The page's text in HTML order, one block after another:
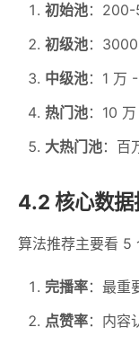
初始池：200-
初级池：
中级池：1 万
热门池：10
大热门池：百
4.2 核心数据
算法推荐主要看 5
完播率：最重
点赞率：内容